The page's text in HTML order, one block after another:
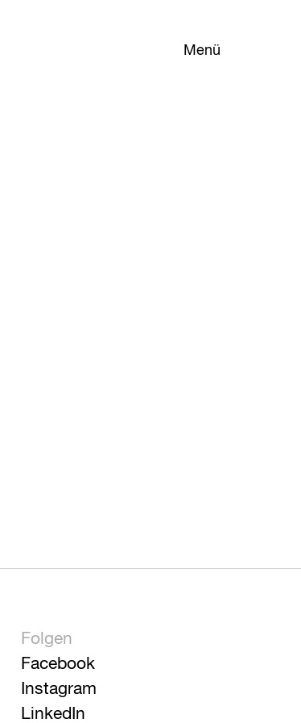
Menü
Folgen
Facebook
Instagram
LinkedIn